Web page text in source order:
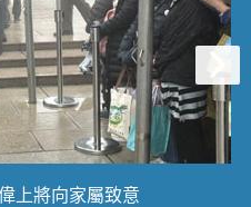
上將向家屬致意